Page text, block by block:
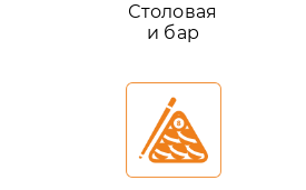
Столовая
и бар